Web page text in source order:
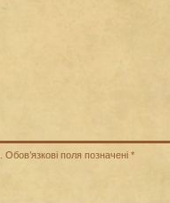
Обов’язкові поля позначені *